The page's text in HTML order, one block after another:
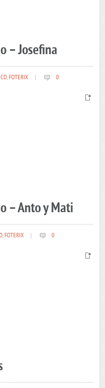
– Josefina
,FOTERIX 0
– Anto y Mati
,FOTERIX 0